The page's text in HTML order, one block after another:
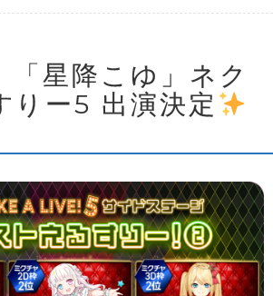
「星降こゆ」ネク
りー5 出演決定